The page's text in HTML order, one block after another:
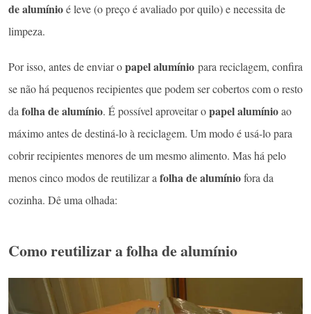
de alumínioé leve (o preço é avaliado por quilo) e necessita de
limpeza.
Por isso, antes de enviar opapel alumínio para reciclagem, confira
se não há pequenos recipientes que podem ser cobertos com o resto
dafolha de alumínio. É possível aproveitar opapel alumínioao
máximo antes de destiná-lo à reciclagem. Um modo é usá-lo para
cobrir recipientes menores de um mesmo alimento. Mas há pelo
menos cinco modos de reutilizar afolha de alumíniofora da
cozinha. Dê uma olhada:
Como reutilizar a folha de alumínio